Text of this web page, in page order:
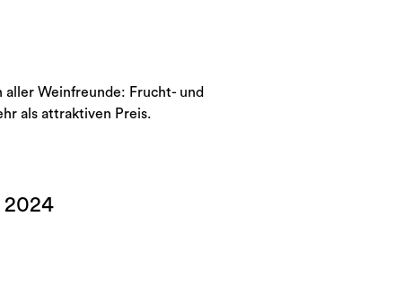
aller Weinfreunde: Frucht- und
als attraktiven Preis.
2024